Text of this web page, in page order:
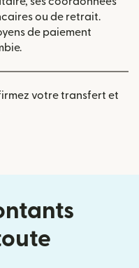
ou de retrait.
de paiement
votre transfert et